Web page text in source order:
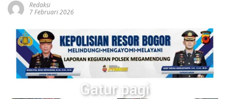
Redaksi
7 Februari 2026